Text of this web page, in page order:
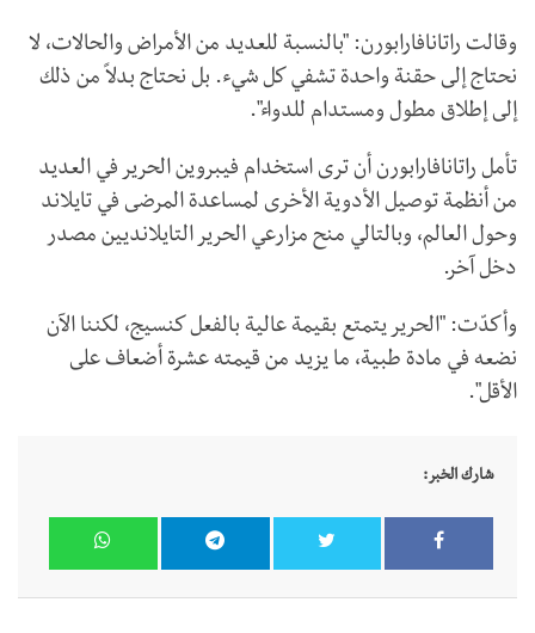
وقالت راتانافارابورن: "بالنسبة للعديد من الأمراض والحالات، لا
نحتاج إلى حقنة واحدة تشفي كل شيء. بل نحتاج بدلاً من ذلك
إلى إطلاق مطول ومستدام للدواء".
تأمل راتانافارابورن أن ترى استخدام فيبروين الحرير في العديد
من أنظمة توصيل الأدوية الأخرى لمساعدة المرضى في تايلاند
وحول العالم، وبالتالي منح مزارعي الحرير التايلانديين مصدر
دخل آخر.
وأكدّت: "الحرير يتمتع بقيمة عالية بالفعل كنسيج، لكننا الآن
نضعه في مادة طبية، ما يزيد من قيمته عشرة أضعاف على
الأقل".
شارك الخبر: